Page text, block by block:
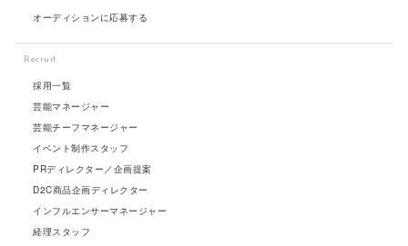
オーディションに応募する
Recruit
採用一覧
芸能マネージャー
芸能チーフマネージャー
イベント制作スタッフ
PRディレクター／企画提案
D2C商品企画ディレクター
インフルエンサーマネージャー
経理スタッフ